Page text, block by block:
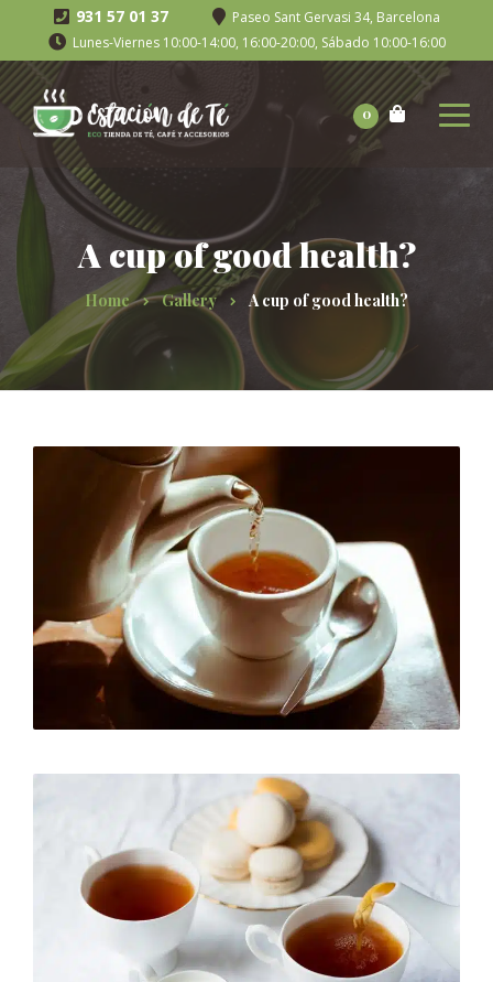
931 57 01 37
Paseo Sant Gervasi 34, Barcelona
Lunes-Viernes 10:00-14:00, 16:00-20:00, Sábado 10:00-16:00
0
A cup of good health?
Home Gallery A cup of good health?